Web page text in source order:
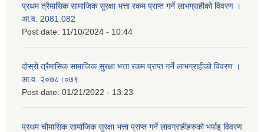
प्रथम त्रैमासिक सामाजिक सुरक्षा भत्ता रकम प्राप्त गर्ने लाभग्राहीको विवरण ।
आ.व. 2081.082
Post date: 11/10/2024 - 10:44
दोस्रो त्रैमासिक सामाजिक सुरक्षा भत्ता रकम प्राप्त गर्ने लाभग्राहीको विवरण ।
आ.व. २०७८।०७९
Post date: 01/21/2022 - 13:23
प्रथम चौमासिक सामाजिक सुरक्षा भत्ता प्राप्त गर्ने लावग्राहीहरुको भर्पाइ विवरण